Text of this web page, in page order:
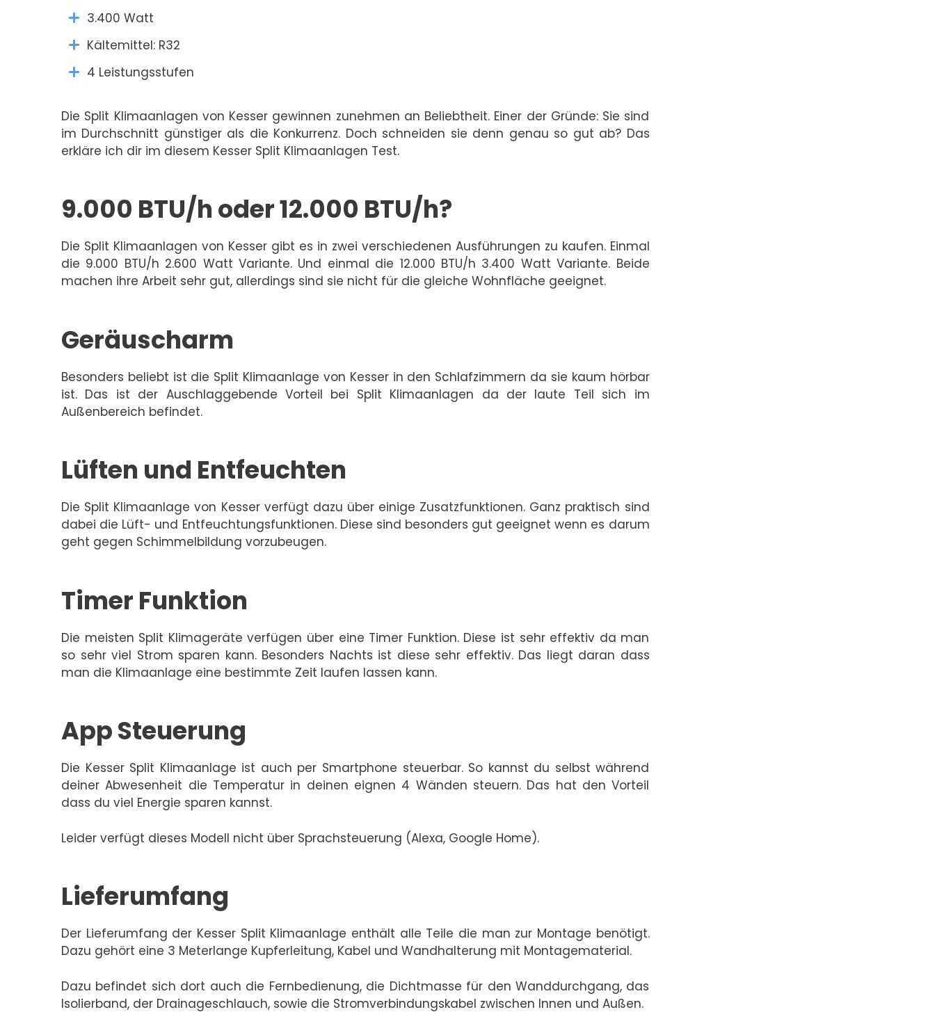
3.400 Watt
Kältemittel: R32
4 Leistungsstufen
Die Split Klimaanlagen von Kesser gewinnen zunehmen an Beliebtheit. Einer der Gründe: Sie sind
im Durchschnitt günstiger als die Konkurrenz. Doch schneiden sie denn genau so gut ab? Das
erkläre ich dir im diesem Kesser Split Klimaanlagen Test.
9.000 BTU/h oder 12.000 BTU/h?
Die Split Klimaanlagen von Kesser gibt es in zwei verschiedenen Ausführungen zu kaufen. Einmal
die 9.000 BTU/h 2.600 Watt Variante. Und einmal die 12.000 BTU/h 3.400 Watt Variante. Beide
machen ihre Arbeit sehr gut, allerdings sind sie nicht für die gleiche Wohnfläche geeignet.
Geräuscharm
Besonders beliebt ist die Split Klimaanlage von Kesser in den Schlafzimmern da sie kaum hörbar
ist. Das ist der Auschlaggebende Vorteil bei Split Klimaanlagen da der laute Teil sich im
Außenbereich befindet.
Lüften und Entfeuchten
Die Split Klimaanlage von Kesser verfügt dazu über einige Zusatzfunktionen. Ganz praktisch sind
dabei die Lüft- und Entfeuchtungsfunktionen. Diese sind besonders gut geeignet wenn es darum
geht gegen Schimmelbildung vorzubeugen.
Timer Funktion
Die meisten Split Klimageräte verfügen über eine Timer Funktion. Diese ist sehr effektiv da man
so sehr viel Strom sparen kann. Besonders Nachts ist diese sehr effektiv. Das liegt daran dass
man die Klimaanlage eine bestimmte Zeit laufen lassen kann.
App Steuerung
Die Kesser Split Klimaanlage ist auch per Smartphone steuerbar. So kannst du selbst während
deiner Abwesenheit die Temperatur in deinen eignen 4 Wänden steuern. Das hat den Vorteil
dass du viel Energie sparen kannst.
Leider verfügt dieses Modell nicht über Sprachsteuerung (Alexa, Google Home).
Lieferumfang
Der Lieferumfang der Kesser Split Klimaanlage enthält alle Teile die man zur Montage benötigt.
Dazu gehört eine 3 Meterlange Kupferleitung, Kabel und Wandhalterung mit Montagematerial.
Dazu befindet sich dort auch die Fernbedienung, die Dichtmasse für den Wanddurchgang, das
Isolierband, der Drainageschlauch, sowie die Stromverbindungskabel zwischen Innen und Außen.